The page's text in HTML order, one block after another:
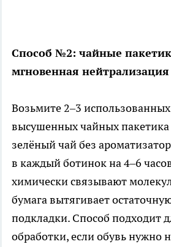
Способ №2: чайные
мгновенная нейтрализация
Возьмите 2–3
высушенных чайных
зелёный чай без
в каждый ботинок на 4–6
химически связывают
бумага вытягивает
подкладки. Способ подходит
обработки, если обувь нужно